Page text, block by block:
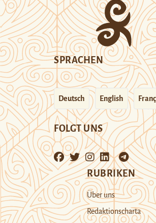
SPRACHEN
Deutsch English
FOLGT UNS
RUBRIKEN
Über uns
Redaktionscharta